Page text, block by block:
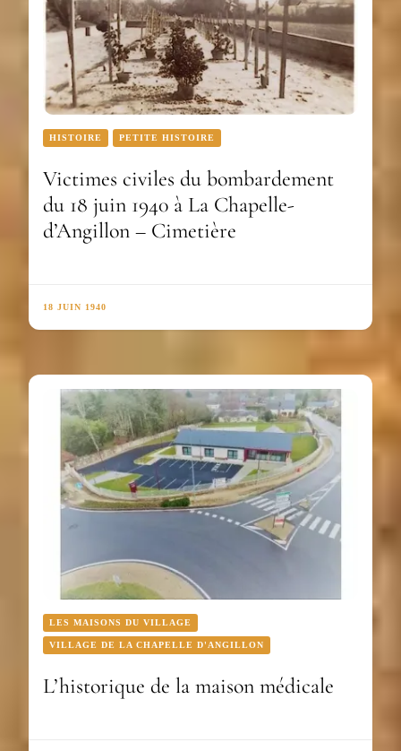
HISTOIRE PETITE HISTOIRE
Victimes civiles du bombardement
du 18 juin 1940 à La Chapelle-
d’Angillon – Cimetière
18 JUIN 1940
LES MAISONS DU VILLAGE
VILLAGE DE LA CHAPELLE D'ANGILLON
L’historique de la maison médicale